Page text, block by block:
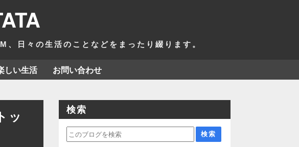
日々の生活のことなどをまったり綴ります。
しい生活 お問い合わせ
ッ
検索